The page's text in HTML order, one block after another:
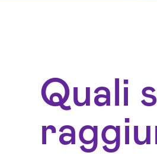
Quali